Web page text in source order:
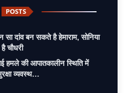
POSTS
सा दांव बन सकते है हेमाराम, सोनिया
चौधरी
हमले की आपातकालीन स्थिति में
व्यवस्थ…